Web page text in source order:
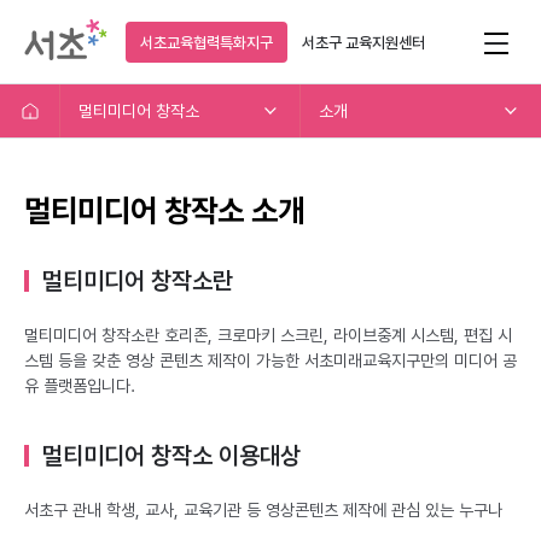
서초교육협력특화지구 서초구교육지원센터
멀티미디어 창작소 소개
멀티미디어 창작소 소개
멀티미디어 창작소란
멀티미디어 창작소란 호리존, 크로마키 스크린, 라이브중계 시스템, 편집 시
스템 등을 갖춘 영상 콘텐츠 제작이 가능한 서초미래교육지구만의 미디어 공
유 플랫폼입니다.
멀티미디어 창작소 이용대상
서초구 관내 학생, 교사, 교육기관 등 영상콘텐츠 제작에 관심 있는 누구나